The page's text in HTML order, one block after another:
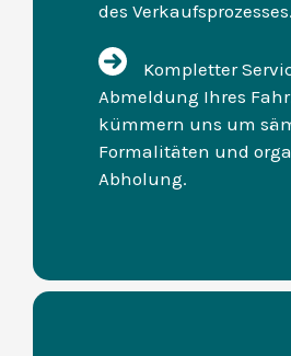
des Verkaufsprozesses.
Kompletter
Abmeldung Ihres
kümmern uns um
Formalitäten und
Abholung.